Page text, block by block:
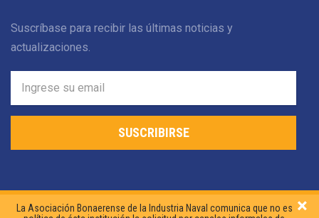
Suscríbase para recibir las últimas noticias y
actualizaciones.
SUSCRIBIRSE
×
La Asociación Bonaerense de la Industria Naval comunica que no es